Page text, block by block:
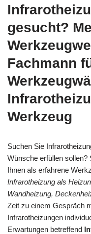
gesucht?
Fachmann
Werkzeug
Suchen Sie
Wünsche erfüllen sollen?
Ihnen als erfahrene
Infrarotheizung als
Wandheizung,
Zeit zu einem Gespräch
Infrarotheizungen
Erwartungen betreffend